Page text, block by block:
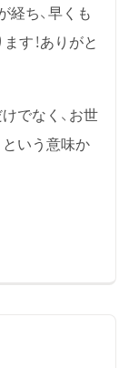
ち、早くも
す！ありがと
でなく、お世
いう意味か